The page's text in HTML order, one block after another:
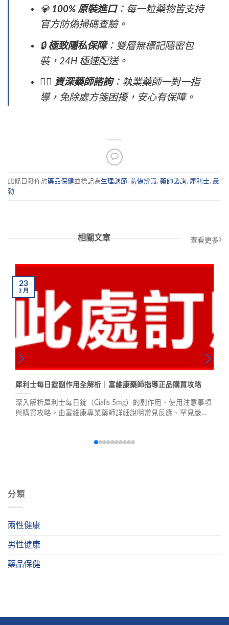
分類
兩性健康
男性健康
藥品保健
💎 100% 原裝進口：每一粒藥物皆支持
官方防偽掃碼查驗。
🔒 極致隱私保障：雙層無標記隱密包
裝，24H 極速配送。
👨‍⚕️ 資深藥師諮詢：執業藥師一對一指
導，免除處方箋困擾，安心有保障。
此條目發佈於藥品保健並標記為生理調節, 防偽辨識, 藥師諮詢, 犀利士, 晨
勃
相關文章 查看更多
犀利士每日錠副作用全解析｜富維康藥師指導正品購買攻略
深入解析犀利士每日錠（Cialis 5mg）的副作用、使用注意事項
與購買攻略。由富維康專業藥師詳細說明常見反應、罕見嚴重
23
3月